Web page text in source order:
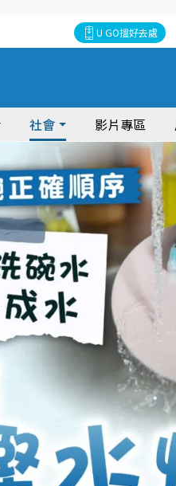
U GO搵好去處
社會 影片專區